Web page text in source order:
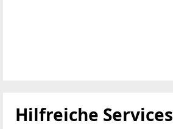
Hilfreiche Services